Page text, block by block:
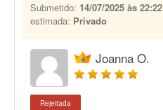
Submetido: 14/07/2025 às 22:22
estimada: Privado
Joanna O.
Rejeitada